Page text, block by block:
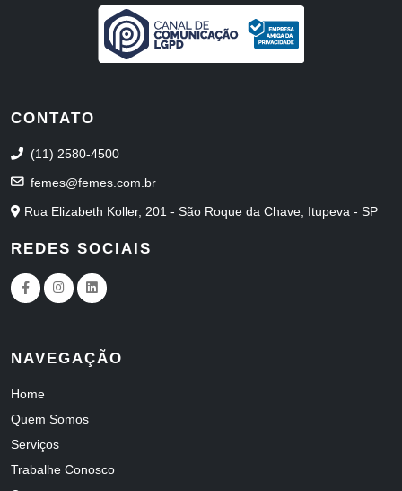
CONTATO
(11) 2580-4500
femes@femes.com.br
Rua Elizabeth Koller, 201 - São Roque da Chave, Itupeva - SP
REDES SOCIAIS
NAVEGAÇÃO
Home
Quem Somos
Serviços
Trabalhe Conosco